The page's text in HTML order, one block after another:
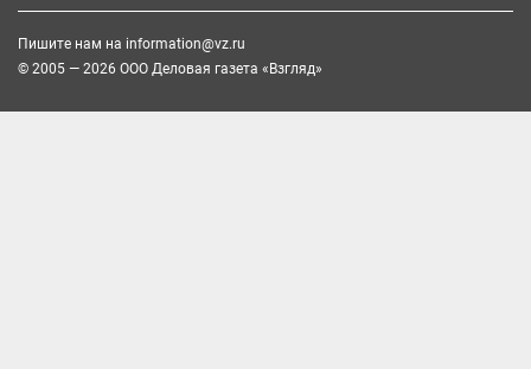
Пишите нам на information@vz.ru
© 2005 — 2026 ООО Деловая газета «Взгляд»